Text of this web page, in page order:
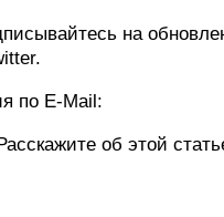
на
по E-Mail:
об этой